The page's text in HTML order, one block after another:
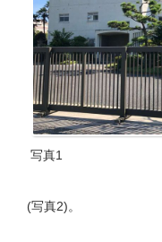
写真1
(写真2)。